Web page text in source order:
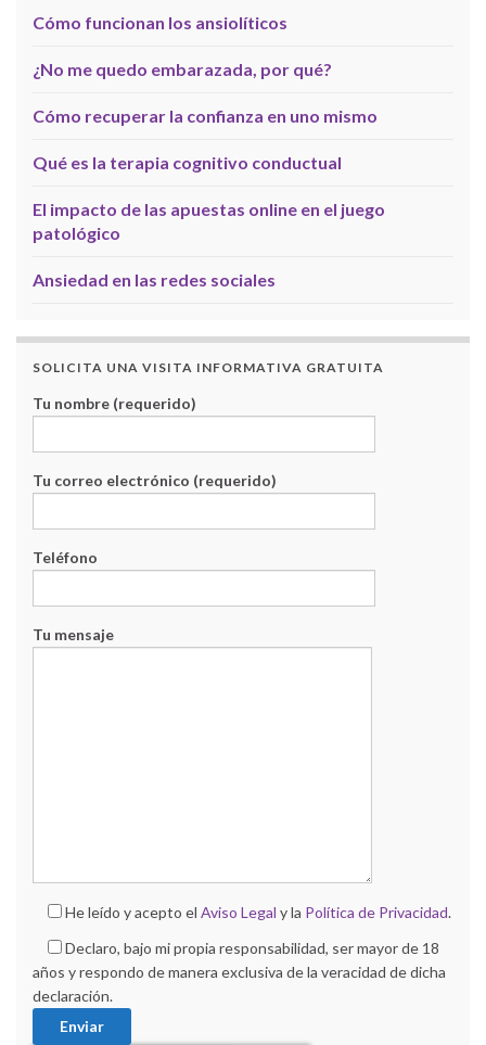
Cómo funcionan los ansiolíticos
¿No me quedo embarazada, por qué?
Cómo recuperar la confianza en uno mismo
Qué es la terapia cognitivo conductual
El impacto de las apuestas online en el juego
patológico
Ansiedad en las redes sociales
SOLICITA UNA VISITA INFORMATIVA GRATUITA
Tu nombre (requerido)
Tu correo electrónico (requerido)
Teléfono
Tu mensaje
He leído y acepto el Aviso Legal y la Política de Privacidad.
Declaro, bajo mi propia responsabilidad, ser mayor de 18
años y respondo de manera exclusiva de la veracidad de dicha
declaración.